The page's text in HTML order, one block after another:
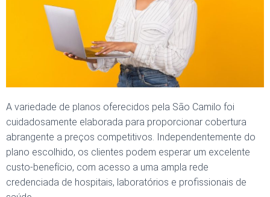
A variedade de planos oferecidos pela São Camilo foi
cuidadosamente elaborada para proporcionar cobertura
abrangente a preços competitivos. Independentemente do
plano escolhido, os clientes podem esperar um excelente
custo-benefício, com acesso a uma ampla rede
credenciada de hospitais, laboratórios e profissionais de